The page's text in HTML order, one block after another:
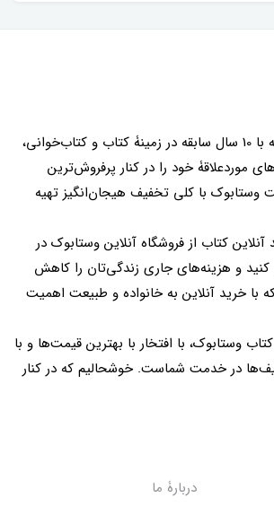
مفتخریم اعلام کنیم که با 10 سال سابقه در زمینۀ کتاب و کتاب‌خوانی،
موردعلاقۀ خود را در کنار پرفروش‌ترین
وستابوک با کلی تخفیف هیجان‌انگیز تهیه
کتاب از فروشگاه آنلاین وستابوک در
و هزینه‌های جاری زندگی‌تان را کاهش
با خرید آنلاین به خانواده و طبیعت اهمیت
وستابوک، با افتخار با بهترین قیمت‌ها و با
در خدمت شماست. خوشحالیم که در کنار
دربارۀ ما